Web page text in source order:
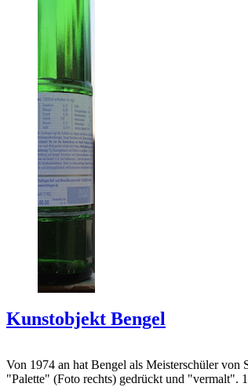
Kunstobjekt Bengel
Von 1974 an hat Bengel als Meisterschüler
"Palette" (Foto rechts) gedrückt und "vermalt".